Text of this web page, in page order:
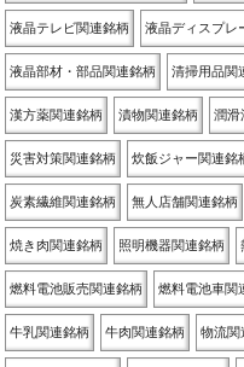
液晶テレビ関連銘柄 液晶ディスプレ
液晶部材・部品関連銘柄 清掃用品関
漢方薬関連銘柄 漬物関連銘柄 潤滑
災害対策関連銘柄 炊飯ジャー関連銘
炭素繊維関連銘柄 無人店舗関連銘柄
焼き肉関連銘柄 照明機器関連銘柄
燃料電池販売関連銘柄 燃料電池車関
牛乳関連銘柄 牛肉関連銘柄 物流関